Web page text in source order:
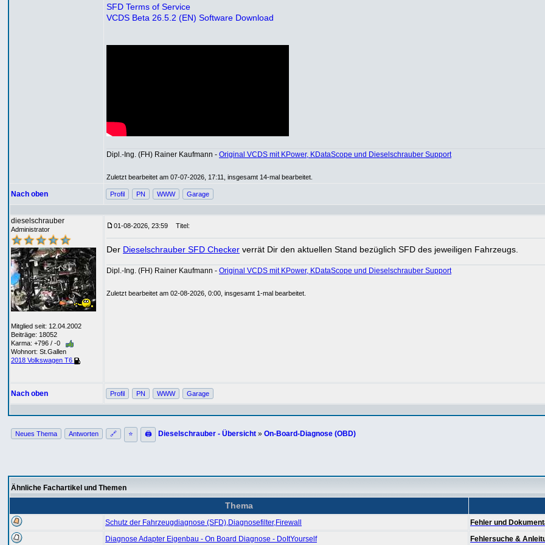
SFD Terms of Service
VCDS Beta 26.5.2 (EN) Software Download
Dipl.-Ing. (FH) Rainer Kaufmann - Original VCDS mit KPower, KDataScope und Dieselschrauber Support
Zuletzt bearbeitet am 07-07-2026, 17:11, insgesamt 14-mal bearbeitet.
Nach oben Profil PN WWW Garage
dieselschrauber
Administrator
Mitglied seit: 12.04.2002
Beiträge: 18052
Karma: +796 / -0
Wohnort: St.Gallen
2018 Volkswagen T6
01-08-2026, 23:59 Titel:
Der Dieselschrauber SFD Checker verrät Dir den aktuellen Stand bezüglich SFD des jeweiligen Fahrzeugs.
Dipl.-Ing. (FH) Rainer Kaufmann - Original VCDS mit KPower, KDataScope und Dieselschrauber Support
Zuletzt bearbeitet am 02-08-2026, 0:00, insgesamt 1-mal bearbeitet.
Nach oben Profil PN WWW Garage
Neues Thema Antworten 🔗 ⭐ 🖨 Dieselschrauber - Übersicht » On-Board-Diagnose (OBD)
Ähnliche Fachartikel und Themen
Thema
Schutz der Fahrzeugdiagnose (SFD),Diagnosefilter,Firewall
Fehler und
Diagnose Adapter Eigenbau - On Board Diagnose - DoItYourself
Fehlersuche &